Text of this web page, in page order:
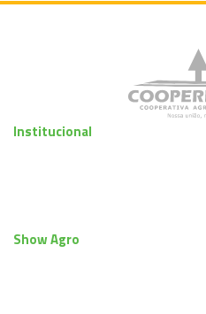
Institucional
Show Agro